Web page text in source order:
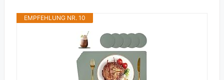
EMPFEHLUNG NR. 10